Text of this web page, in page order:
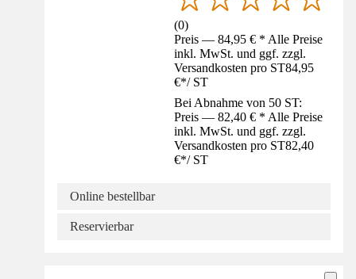
(0)
Preis — 84,95 € * Alle Preise
inkl. MwSt. und ggf. zzgl.
Versandkosten pro ST84,95
€*/ ST
Bei Abnahme von 50 ST:
Preis — 82,40 € * Alle Preise
inkl. MwSt. und ggf. zzgl.
Versandkosten pro ST82,40
€*/ ST
Online bestellbar
Reservierbar